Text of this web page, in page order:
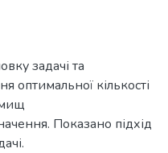
задачі та
оптимальної кількості
Показано підхід